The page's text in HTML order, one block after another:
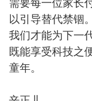
需要每一位家长
以引导替代禁锢
我们才能为下一
既能享受科技之
童年。